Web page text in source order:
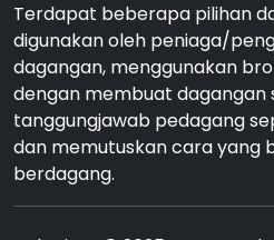
Terdapat beberapa pilihan
digunakan oleh peniaga/
dagangan, menggunakan
dengan membuat dagangan
tanggungjawab pedagang
dan memutuskan cara yang
berdagang.